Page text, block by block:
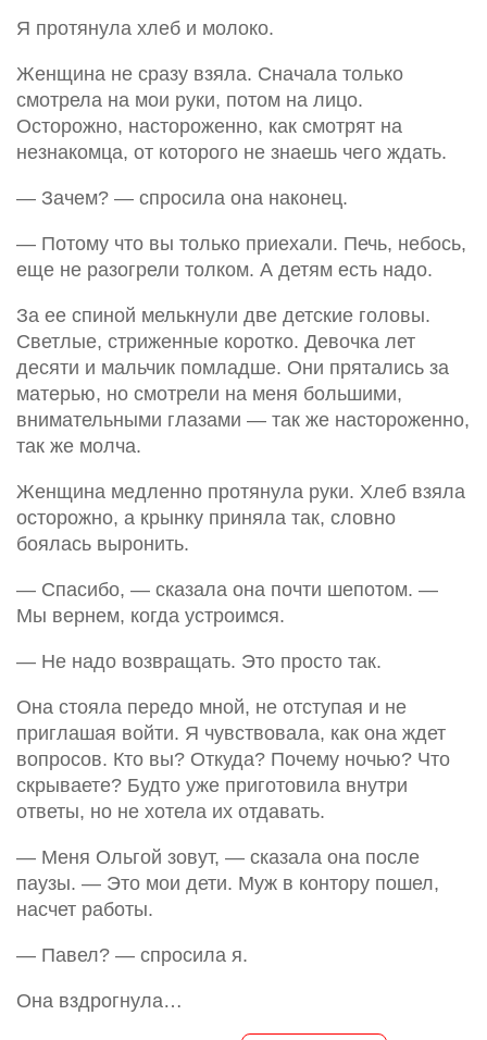
Я протянула хлеб и молоко.
Женщина не сразу взяла. Сначала только
смотрела на мои руки, потом на лицо.
Осторожно, настороженно, как смотрят на
незнакомца, от которого не знаешь чего ждать.
— Зачем? — спросила она наконец.
— Потому что вы только приехали. Печь, небось,
еще не разогрели толком. А детям есть надо.
За ее спиной мелькнули две детские головы.
Светлые, стриженные коротко. Девочка лет
десяти и мальчик помладше. Они прятались за
матерью, но смотрели на меня большими,
внимательными глазами — так же настороженно,
так же молча.
Женщина медленно протянула руки. Хлеб взяла
осторожно, а крынку приняла так, словно
боялась выронить.
— Спасибо, — сказала она почти шепотом. —
Мы вернем, когда устроимся.
— Не надо возвращать. Это просто так.
Она стояла передо мной, не отступая и не
приглашая войти. Я чувствовала, как она ждет
вопросов. Кто вы? Откуда? Почему ночью? Что
скрываете? Будто уже приготовила внутри
ответы, но не хотела их отдавать.
— Меня Ольгой зовут, — сказала она после
паузы. — Это мои дети. Муж в контору пошел,
насчет работы.
— Павел? — спросила я.
Она вздрогнула…